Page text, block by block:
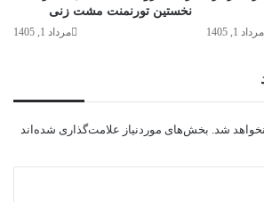
نخستین تورنمنت مشت زنی
مرداد 1, 1405 مرداد 1, 1405
شد. بخش‌های موردنیاز علامت‌گذاری شده‌اند